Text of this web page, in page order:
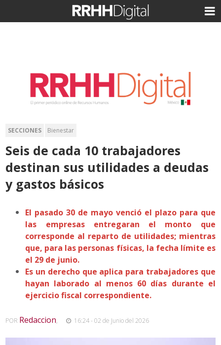
SECCIONES Bienestar
Seis de cada 10 trabajadores
destinan sus utilidades a deudas
y gastos básicos
El pasado 30 de mayo venció el plazo para que
las empresas entregaran el monto que
corresponde al reparto de utilidades; mientras
que, para las personas físicas, la fecha límite es
el 29 de junio.
Es un derecho que aplica para trabajadores que
hayan laborado al menos 60 días durante el
ejercicio fiscal correspondiente.
POR Redaccion, 16:24 - 02 de Junio del 2026